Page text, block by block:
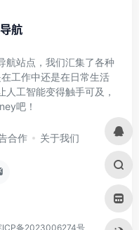
航站点，我们汇集了各种
工作中还是在日常生活
工智能变得触手可及，
吧！
合作 关于我们
ICP备2023006274号